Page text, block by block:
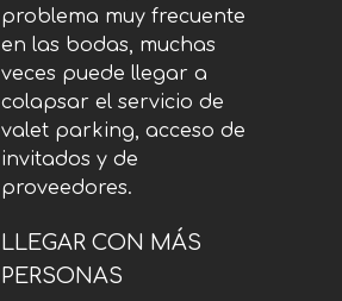
problema muy frecuente
en las bodas, muchas
veces puede llegar a
colapsar el servicio de
valet parking, acceso de
invitados y de
proveedores.
LLEGAR CON MÁS
PERSONAS